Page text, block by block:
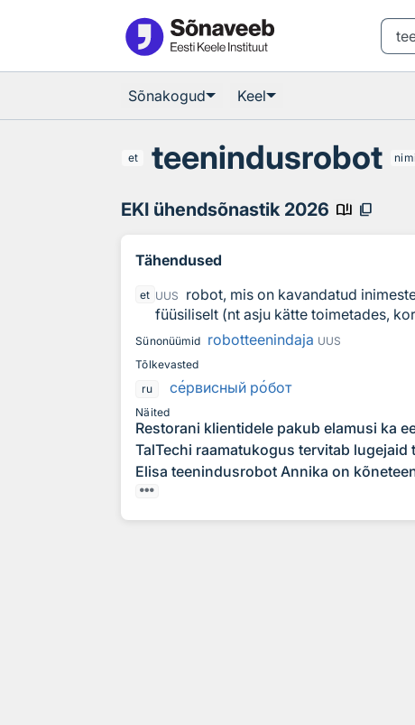
Sõnakogud Keel
et teenindusrobot
EKI ühendsõnastik 2026 book_ribbon content_copy
Tähendused
et UUS
robot, mis on kavandatud
füüsiliselt (nt asju kätte toimetades,
Sünonüümid robotteenindaja UUS
Tõlkevasted
ru
сервисный робот
Näited
Restorani klientidele pakub elamusi ka
TalTechi raamatukogus tervitab lugejaid
Elisa teenindusrobot Annika on